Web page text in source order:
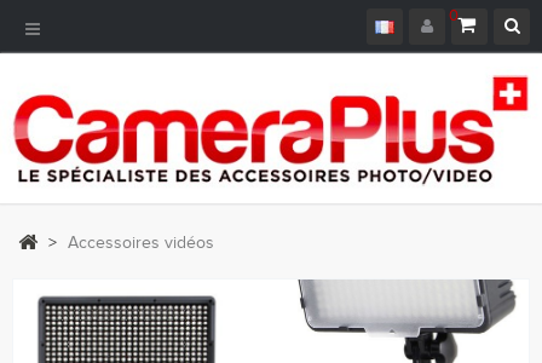
0
Navigation
bascule
> Accessoires vidéos